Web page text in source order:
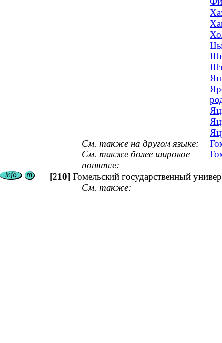
См. также на другом языке:
См. также более широкое
понятие:
[210] Гомельский государственный
См. также: